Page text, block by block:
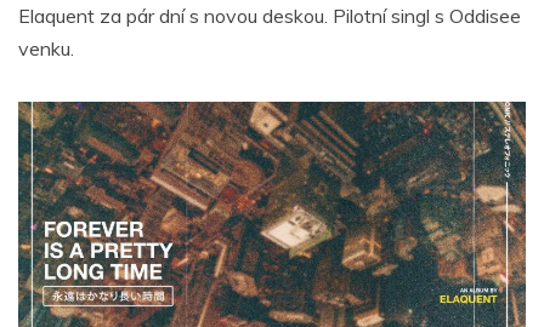
Elaquent za pár dní s novou deskou. Pilotní singl s Oddisee
venku.